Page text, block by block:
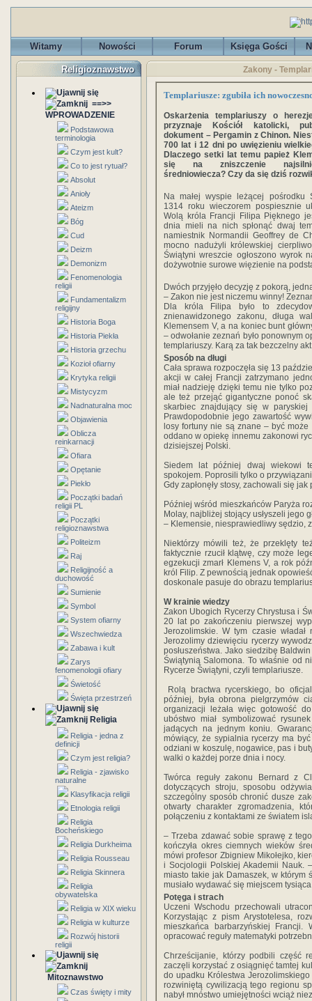
Witamy Nowości Forum Księga Gości
Religioznawstwo
==>>
WPROWADZENIE
Podstawowa
terminologia
Czym jest kult?
Co to jest rytuał?
Absolut
Anioły
Ateizm
Bóg
Cud
Deizm
Demonizm
Fenomenologia
religii
Fundamentalizm
religijny
Historia Boga
Historia Piekła
Historia grzechu
Kozioł ofiarny
Krytyka religii
Mistycyzm
Nadnaturalna moc
Objawienia
Oblicza
reinkarnacji
Ofiara
Opętanie
Piekło
Początki badań
religii PL
Początki
religioznawstwa
Politeizm
Raj
Religijność a
duchowość
Sumienie
Symbol
System ofiarny
Wszechwiedza
Zabawa i kult
Zarys
fenomenologii ofiary
Świetość
Święta przestrzeń
Religia
Religia - jedna z
definicji
Czym jest religia?
Religia - zjawisko
naturalne
Klasyfikacja religii
Etnologia religii
Religia
Bocheńskiego
Religia Durkheima
Religia Rousseau
Religia Skinnera
Religia
obywatelska
Religia w XIX wieku
Religia w kulturze
Rozwój historii
religii
Mitoznawstwo
Czas święty i mity
Zakony -
Templariusze: zgubiła ich
Oskarżenia templariuszy o
przyznaje Kościół katolicki,
dokument – Pergamin z Chinon.
700 lat i 12 dni po uwięzieniu
Dlaczego setki lat temu papież
się na zniszczenie
średniowiecza? Czy da się dziś
Na małej wyspie leżącej pośrodku
1314 roku wieczorem pospiesznie
Wolą króla Francji Filipa Pięknego
dnia mieli na nich spłonąć dwaj
namiestnik Normandii Geoffrey de
mocno nadużyli królewskiej
Świątyni wreszcie ogłoszono wyrok
dożywotnie surowe więzienie na
Dwóch przyjęło decyzję z pokorą,
– Zakon nie jest niczemu winny!
Dla króla Filipa było to
znienawidzonego zakonu, długa
Klemensem V, a na koniec bunt
– odwołanie zeznań było ponownym
templariuszy. Karą za tak bezczelny
Sposób na długi
Cała sprawa rozpoczęła się 13
akcji w całej Francji zatrzymano
miał nadzieję dzięki temu nie tylko
ale też przejąć gigantyczne ponoć
skarbiec znajdujący się w
Prawdopodobnie jego zawartość
losy fortuny nie są znane – być
oddano w opiekę innemu zakonowi
dzisiejszej Polski.
Siedem lat później dwaj wiekowi
spokojem. Poprosili tylko o
Gdy zapłonęły stosy, zachowali się
Później wśród mieszkańców Paryża
Molay, najbliżej stojący usłyszeli jego
– Klemensie, niesprawiedliwy sędzio,
Niektórzy mówili też, że przeklęty
faktycznie rzucił klątwę, czy może
egzekucji zmarł Klemens V, a rok
król Filip. Z pewnością jednak
doskonale pasuje do obrazu
W krainie wiedzy
Zakon Ubogich Rycerzy Chrystusa i
20 lat po zakończeniu pierwszej
Jerozolimskie. W tym czasie
Jerozolimy dziewięciu rycerzy
posłuszeństwa. Jako siedzibę
Świątynią Salomona. To właśnie od
Rycerze Świątyni, czyli templariusze.
Rolą bractwa rycerskiego, bo
później, była obrona pielgrzymów
organizacji leżała więc gotowość
ubóstwo miał symbolizować
jadących na jednym koniu.
mówiący, że sypialnia rycerzy ma
odziani w koszulę, nogawice, pas i
walki o każdej porze dnia i nocy.
Twórca reguły zakonu Bernard z
dotyczących stroju, sposobu
szczególny sposób chronić dusze
otwarty charakter zgromadzenia,
połączeniu z kontaktami ze światem
– Trzeba zdawać sobie sprawę z
kończyła okres ciemnych wieków
mówi profesor Zbigniew Mikołejko,
i Socjologii Polskiej Akademii Nauk.
miasto takie jak Damaszek, w którym
musiało wydawać się miejscem
Potęga i strach
Uczeni Wschodu przechowali
Korzystając z pism Arystotelesa,
mieszkańca barbarzyńskiej Francji.
opracować reguły matematyki
Chrześcijanie, którzy podbili część
zaczęli korzystać z osiągnięć tamtej
do upadku Królestwa
rozwiniętą cywilizacją tego regionu
nabył mnóstwo umiejętności wciąż